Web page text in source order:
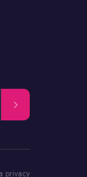
privacy